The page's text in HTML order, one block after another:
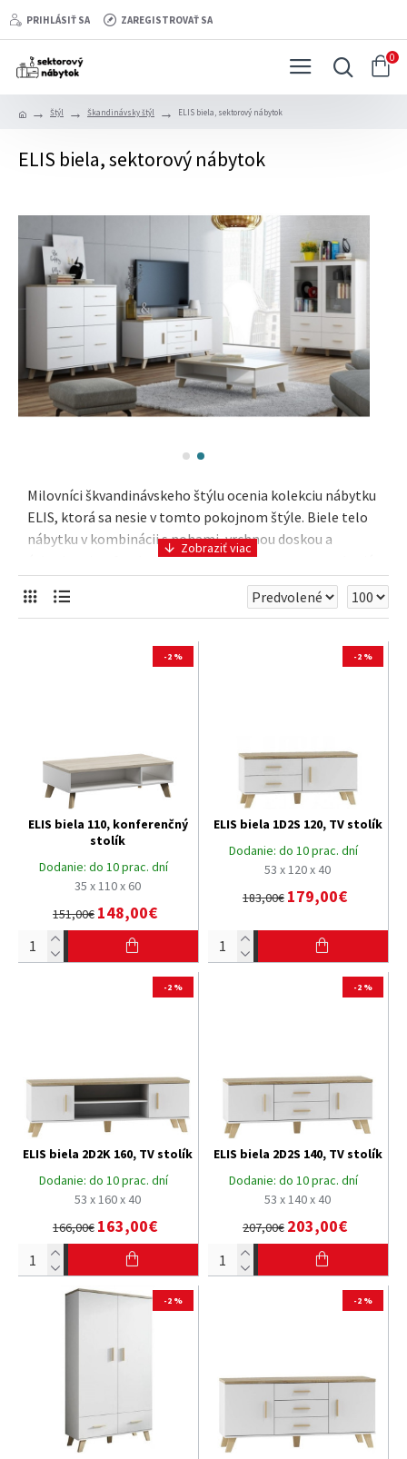
PRIHLÁSIŤ SA ZAREGISTROVAŤ SA
0
Štýl Škandinávsky štýl ELIS biela, sektorový nábytok
ELIS biela, sektorový nábytok
Milovníci škvandinávskeho štýlu ocenia kolekciu nábytku
ELIS, ktorá sa nesie v tomto pokojnom štýle. Biele telo
nábytku v kombinácii s nohami, vrchnou doskou a
úchytkami vo farebnom prevedení dubu sonoma zahrejú
každú izbu vybavenú s týmto nábytkom. Kolekcia obsahuje
všetky potrebné prvky na zariadenie obývačky, no
alebo v predsieni a v neposlednom rade v detskej izbe.
-2 %
Dodanie: do 10 prac. dní
35 x 110 x 60
ELIS biela 110, konferenčný
stolík
151,00€ 148,00€
-2 %
Dodanie: do 10 prac. dní
53 x 120 x 40
ELIS biela 1D2S 120, TV stolík
183,00€ 179,00€
-2 %
Dodanie: do 10 prac. dní
53 x 160 x 40
ELIS biela 2D2K 160, TV stolík
166,00€ 163,00€
-2 %
Dodanie: do 10 prac. dní
53 x 140 x 40
ELIS biela 2D2S 140, TV stolík
207,00€ 203,00€
-2 % -2 %